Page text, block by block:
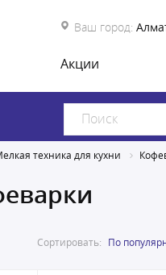
Ваш город:
Акции
техника для кухни
Сортировать: По